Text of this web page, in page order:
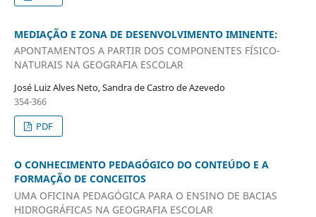
MEDIAÇÃO E ZONA DE DESENVOLVIMENTO IMINENTE:
APONTAMENTOS A PARTIR DOS COMPONENTES FÍSICO-
NATURAIS NA GEOGRAFIA ESCOLAR
José Luiz Alves Neto, Sandra de Castro de Azevedo
354-366
PDF
O CONHECIMENTO PEDAGÓGICO DO CONTEÚDO E A
FORMAÇÃO DE CONCEITOS
UMA OFICINA PEDAGÓGICA PARA O ENSINO DE BACIAS
HIDROGRÁFICAS NA GEOGRAFIA ESCOLAR